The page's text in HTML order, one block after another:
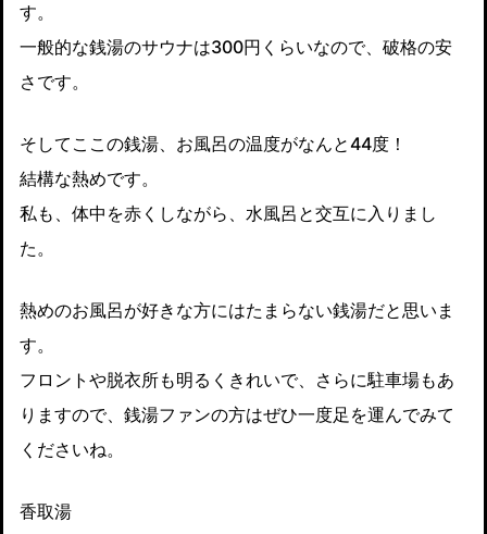
す。
一般的な銭湯のサウナは300円くらいなので、破格の安
さです。
そしてここの銭湯、お風呂の温度がなんと44度！
結構な熱めです。
私も、体中を赤くしながら、水風呂と交互に入りまし
た。
熱めのお風呂が好きな方にはたまらない銭湯だと思いま
す。
フロントや脱衣所も明るくきれいで、さらに駐車場もあ
りますので、銭湯ファンの方はぜひ一度足を運んでみて
くださいね。
香取湯